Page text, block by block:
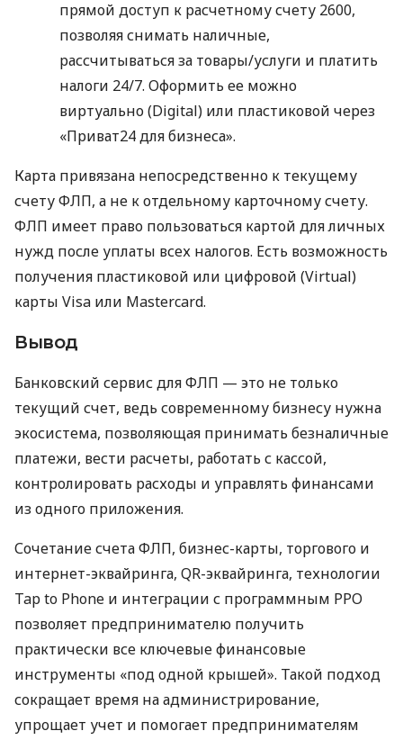
прямой доступ к расчетному счету 2600,
позволяя снимать наличные,
рассчитываться за товары/услуги и платить
налоги 24/7. Оформить ее можно
виртуально (Digital) или пластиковой через
«Приват24 для бизнеса».
Карта привязана непосредственно к текущему
счету ФЛП, а не к отдельному карточному счету.
ФЛП имеет право пользоваться картой для личных
нужд после уплаты всех налогов. Есть возможность
получения пластиковой или цифровой (Virtual)
карты Visa или Mastercard.
Вывод
Банковский сервис для ФЛП — это не только
текущий счет, ведь современному бизнесу нужна
экосистема, позволяющая принимать безналичные
платежи, вести расчеты, работать с кассой,
контролировать расходы и управлять финансами
из одного приложения.
Сочетание счета ФЛП, бизнес-карты, торгового и
интернет-эквайринга, QR-эквайринга, технологии
Tap to Phone и интеграции с программным РРО
позволяет предпринимателю получить
практически все ключевые финансовые
инструменты «под одной крышей». Такой подход
сокращает время на администрирование,
упрощает учет и помогает предпринимателям